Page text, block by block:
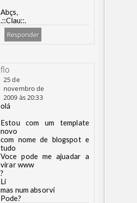
Abçs,
.::Clau::.
Responder
flo
25 de
novembro de
2009 às 20:33
olá
Estou com um template
novo
com nome de blogspot e
tudo
Voce pode me ajuadar a
virar www
?
Li
mas num absorvi
Pode?